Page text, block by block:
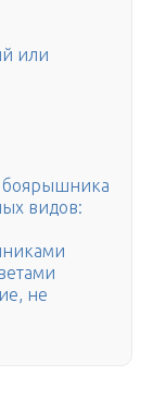
или
боярышника
видов:
не